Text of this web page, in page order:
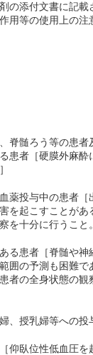
の添付文書に記載
用等の使用上の注
脊髄ろう等の患者
患者［硬膜外麻酔
薬投与中の患者［
を起こすことがあ
を十分に行うこと
る患者［脊髄や神
囲の予測も困難で
者の全身状態の観
、授乳婦等への投
仰臥位性低血圧を